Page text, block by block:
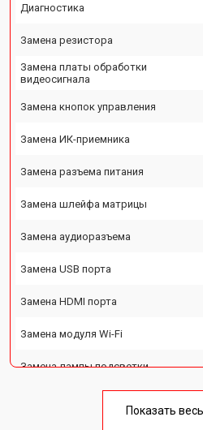
Диагностика
Замена резистора
Замена платы обработки
видеосигнала
Замена кнопок управления
Замена ИК-приемника
Замена разъема питания
Замена шлейфа матрицы
Замена аудиоразъема
Замена USB порта
Замена HDMI порта
Замена модуля Wi-Fi
Замена лампы подсветки
Показать